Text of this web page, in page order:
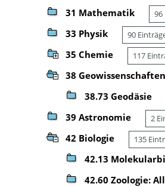
31 Mathematik 96
33 Physik 90
35 Chemie 117
38 Geowissenschaften
38.73 Geodäsie
39 Astronomie 2
42 Biologie 135
42.13
42.60 Zoologie: